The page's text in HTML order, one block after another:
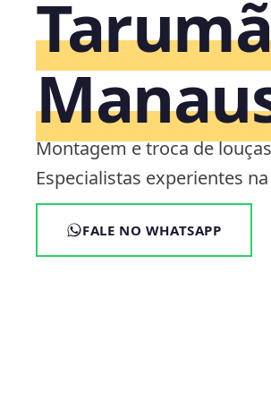
Montagem e troca de
Especialistas experientes
FALE NO WHATSAPP